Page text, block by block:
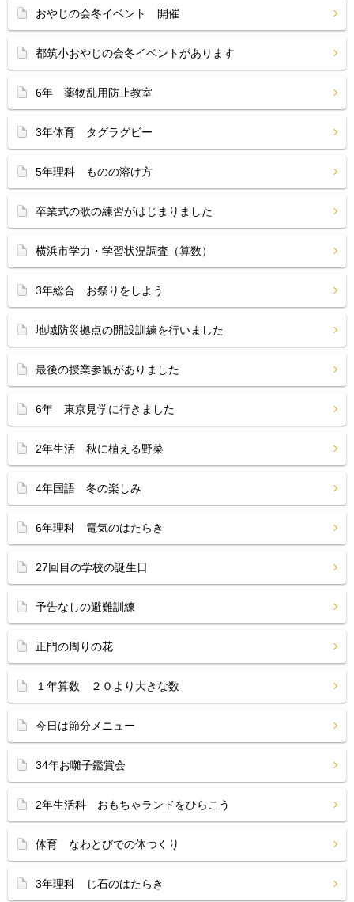
おやじの会冬イベント 開催
都筑小おやじの会冬イベントがあります
6年 薬物乱用防止教室
3年体育 タグラグビー
5年理科 ものの溶け方
卒業式の歌の練習がはじまりました
横浜市学力・学習状況調査（算数）
3年総合 お祭りをしよう
地域防災拠点の開設訓練を行いました
最後の授業参観がありました
6年 東京見学に行きました
2年生活 秋に植える野菜
4年国語 冬の楽しみ
6年理科 電気のはたらき
27回目の学校の誕生日
予告なしの避難訓練
正門の周りの花
１年算数 ２０より大きな数
今日は節分メニュー
34年お囃子鑑賞会
2年生活科 おもちゃランドをひらこう
体育 なわとびでの体つくり
3年理科 じ石のはたらき